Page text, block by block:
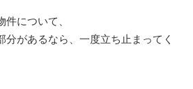
件について、
分があるなら、一度立ち止まってく